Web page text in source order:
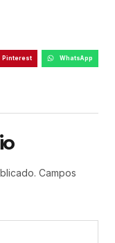
Pinterest WhatsApp
Campos